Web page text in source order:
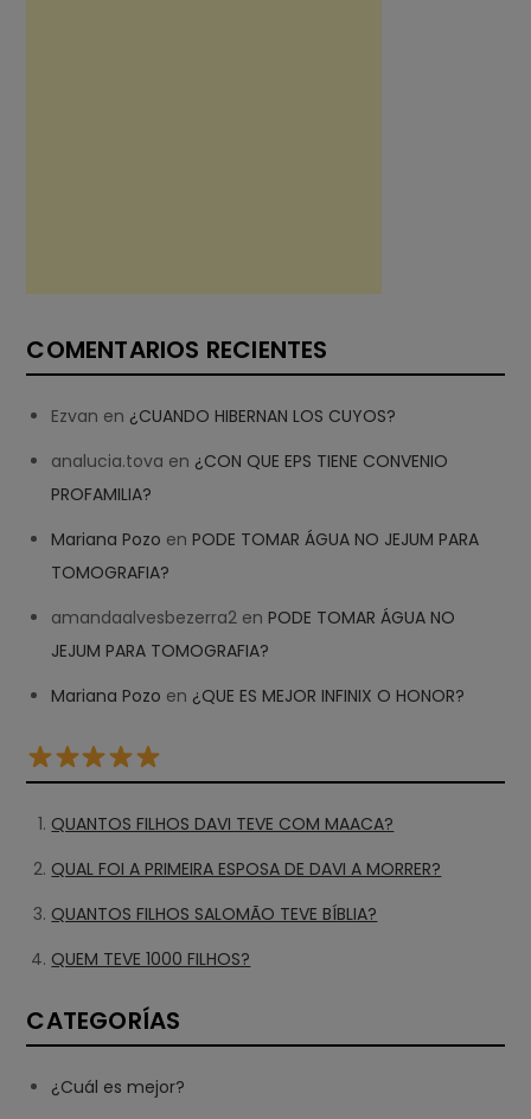
COMENTARIOS RECIENTES
Ezvan en ¿CUANDO HIBERNAN LOS CUYOS?
analucia.tova en ¿CON QUE EPS TIENE CONVENIO
PROFAMILIA?
Mariana Pozo enPODE TOMAR ÁGUA NO JEJUM PARA
TOMOGRAFIA?
amandaalvesbezerra2 enPODE TOMAR ÁGUA NO
JEJUM PARA TOMOGRAFIA?
Mariana Pozo en ¿QUE ES MEJOR INFINIX O HONOR?
QUANTOS FILHOS DAVI TEVE COM MAACA?
QUAL FOI A PRIMEIRA ESPOSA DE DAVI A MORRER?
QUANTOS FILHOS SALOMÃO TEVE BÍBLIA?
QUEM TEVE 1000 FILHOS?
CATEGORÍAS
¿Cuál es mejor?